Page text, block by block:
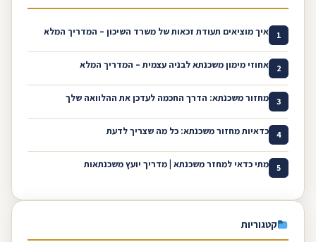
1 איך מוציאים תעודת זכאות של משרד השיכון – המדריך המלא
2 אחוזי מימון משכנתא לבניה עצמית – המדריך המלא
3 מחזור משכנתא: הדרך החכמה לעדכן את ההלוואה שלך
4 כדאיות מחזור משכנתא: כל מה שצריך לדעת
5 מתי כדאי למחזר משכנתא | מדריך יועץ משכנתאות
קטגוריות